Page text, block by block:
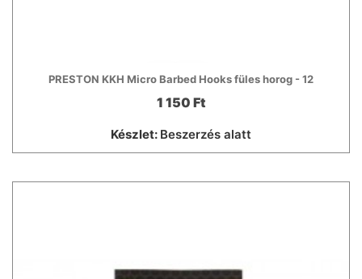
PRESTON KKH Micro Barbed Hooks füles horog - 12
1 150 Ft
Készlet: Beszerzés alatt